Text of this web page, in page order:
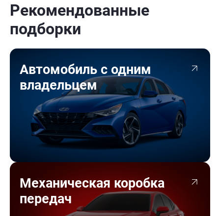
Рекомендованные
подборки
Автомобиль с одним
владельцем
Механическая коробка
передач